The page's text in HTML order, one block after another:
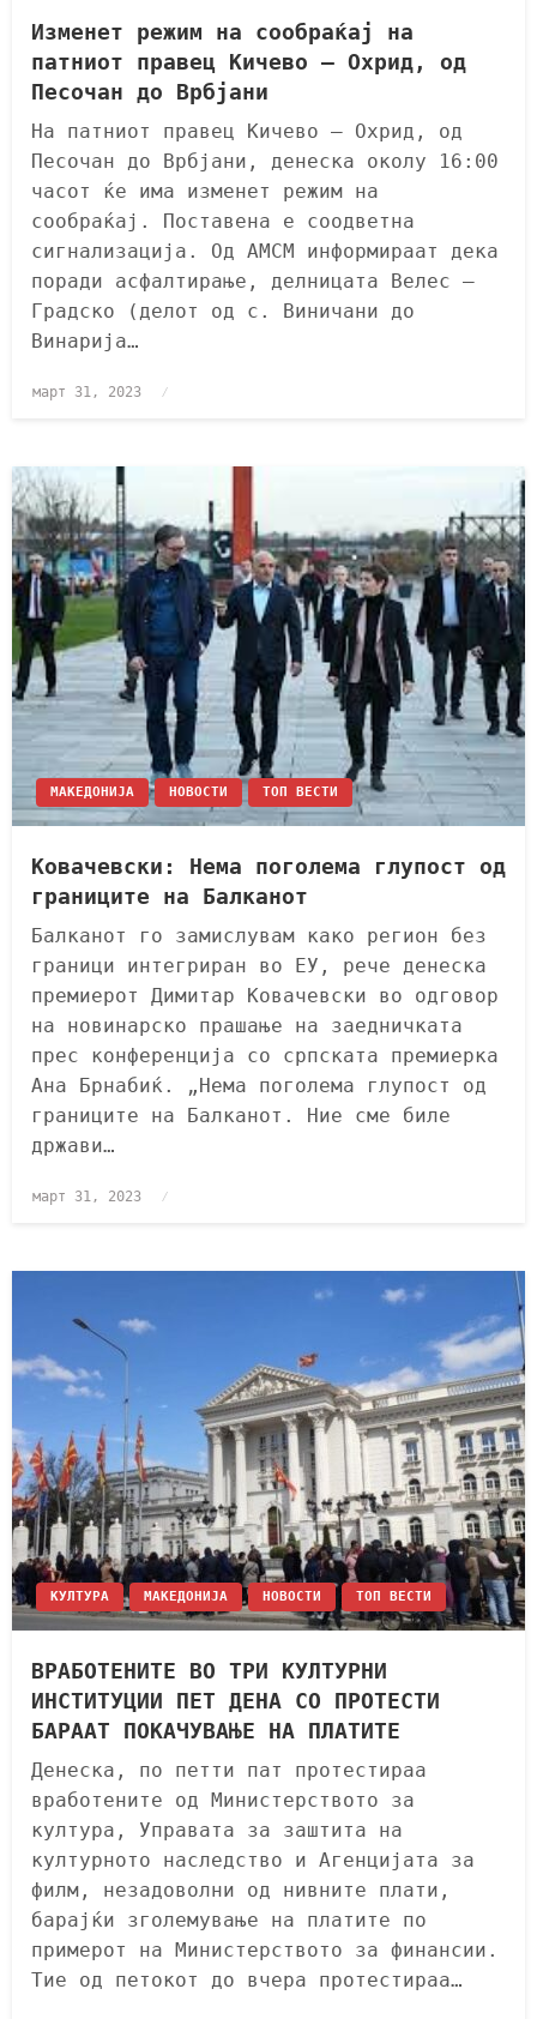
Изменет режим на сообраќај на
патниот правец Кичево – Охрид, од
Песочан до Врбјани
На патниот правец Кичево – Охрид, од
Песочан до Врбјани, денеска околу 16:00
часот ќе има изменет режим на
сообраќај. Поставена е соодветна
сигнализација. Од АМСМ информираат дека
поради асфалтирање, делницата Велес –
Градско (делот од с. Виничани до
Винарија…
март 31, 2023
МАКЕДОНИЈА НОВОСТИ ТОП ВЕСТИ
Ковачевски: Нема поголема глупост од
границите на Балканот
Балканот го замислувам како регион без
граници интегриран во ЕУ, рече денеска
премиерот Димитар Ковачевски во одговор
на новинарско прашање на заедничката
прес конференција со српската премиерка
Ана Брнабиќ. „Нема поголема глупост од
границите на Балканот. Ние сме биле
држави…
март 31, 2023
КУЛТУРА МАКЕДОНИЈА НОВОСТИ ТОП ВЕСТИ
ВРАБОТЕНИТЕ ВО ТРИ КУЛТУРНИ
ИНСТИТУЦИИ ПЕТ ДЕНА СО ПРОТЕСТИ
БАРААТ ПОКАЧУВАЊЕ НА ПЛАТИТЕ
Денеска, по петти пат протестираа
вработените од Министерството за
култура, Управата за заштита на
културното наследство и Агенцијата за
филм, незадоволни од нивните плати,
барајќи зголемување на платите по
примерот на Министерството за финансии.
Тие од петокот до вчера протестираа…